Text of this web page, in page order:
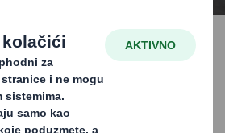
Paper
kvaliteti